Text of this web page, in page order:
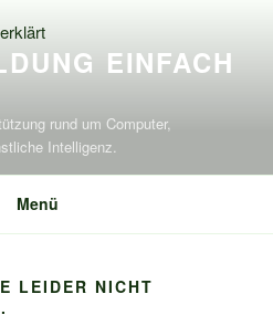
EINFACH
rund um Computer,
Intelligenz.
Menü
LEIDER NICHT